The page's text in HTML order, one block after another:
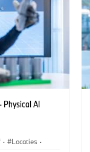
Physical AI
· Locaties ·